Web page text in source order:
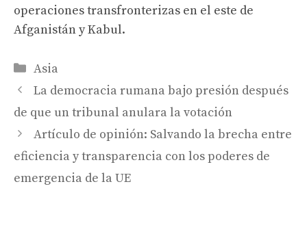
operaciones transfronterizas en el este de
Afganistán y Kabul.
Categories
Asia
La democracia rumana bajo presión después
de que un tribunal anulara la votación
Artículo de opinión: Salvando la brecha entre
eficiencia y transparencia con los poderes de
emergencia de la UE